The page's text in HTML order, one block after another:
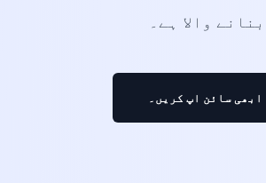
ابھی سائن اپ کریں۔